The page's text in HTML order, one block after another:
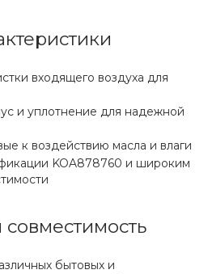
входящего воздуха для
и уплотнение для надежной
к воздействию масла и влаги
KOA878760 и широким
бытовых и